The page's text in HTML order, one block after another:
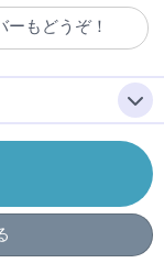
もどうぞ！